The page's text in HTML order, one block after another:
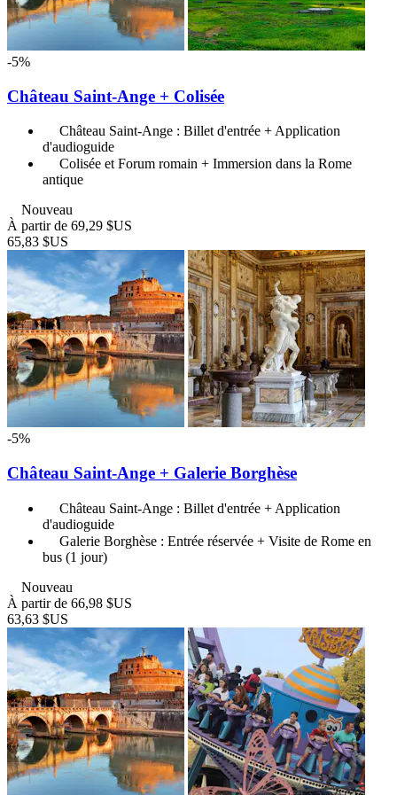
-5%
Château Saint-Ange + Colisée
Château Saint-Ange : Billet d'entrée + Application
d'audioguide
Colisée et Forum romain + Immersion dans la Rome
antique
Nouveau
À partir de 69,29 $US
65,83 $US
-5%
Château Saint-Ange + Galerie Borghèse
Château Saint-Ange : Billet d'entrée + Application
d'audioguide
Galerie Borghèse : Entrée réservée + Visite de Rome en
bus (1 jour)
Nouveau
À partir de 66,98 $US
63,63 $US